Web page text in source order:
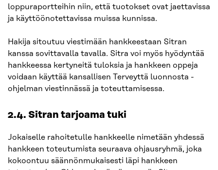
loppuraportteihin niin, että tuotokset ovat jaettavissa
ja käyttöönotettavissa muissa kunnissa.
Hakija sitoutuu viestimään hankkeestaan Sitran
kanssa sovittavalla tavalla. Sitra voi myös hyödyntää
hankkeessa kertyneitä tuloksia ja hankkeen oppeja
voidaan käyttää kansallisen Terveyttä luonnosta -
ohjelman viestinnässä ja toteuttamisessa.
2.4. Sitran tarjoama tuki
Jokaiselle rahoitetulle hankkeelle nimetään yhdessä
hankkeen toteutumista seuraava ohjausryhmä, joka
kokoontuu säännönmukaisesti läpi hankkeen